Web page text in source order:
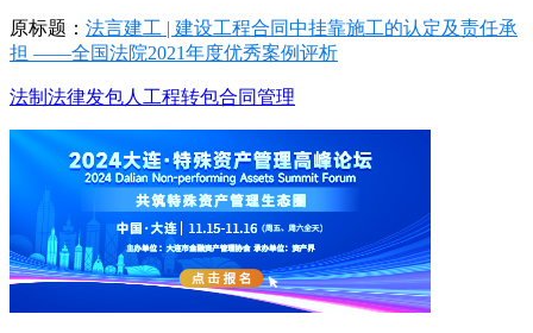
原标题： 法言建工 | 建设工程合同中挂靠施工的认定及责任承
担 ——全国法院2021年度优秀案例评析
法制 法律发包人 工程转包合同管理